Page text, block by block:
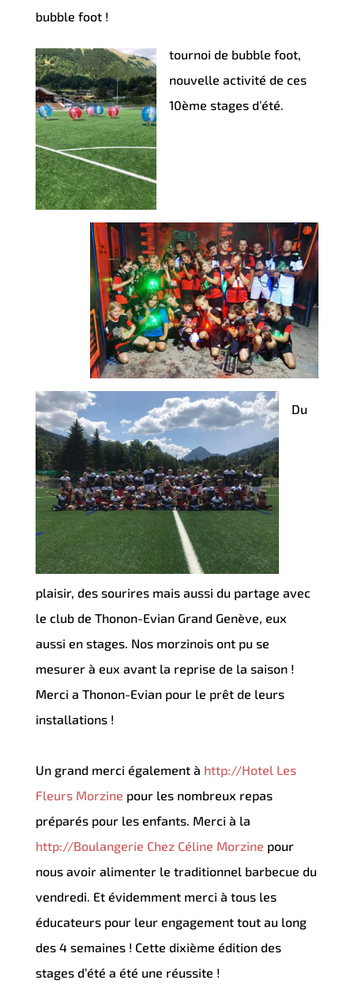
bubble foot !
tournoi de bubble foot,
nouvelle activité de ces
10ème stages d’été.
Du
plaisir, des sourires mais aussi du partage avec
le club de Thonon-Evian Grand Genève, eux
aussi en stages. Nos morzinois ont pu se
mesurer à eux avant la reprise de la saison !
Merci a Thonon-Evian pour le prêt de leurs
installations !
Un grand merci également à http://Hotel Les
Fleurs Morzine pour les nombreux repas
préparés pour les enfants. Merci à la
http://Boulangerie Chez Céline Morzine pour
nous avoir alimenter le traditionnel barbecue du
vendredi. Et évidemment merci à tous les
éducateurs pour leur engagement tout au long
des 4 semaines ! Cette dixième édition des
stages d’été a été une réussite !